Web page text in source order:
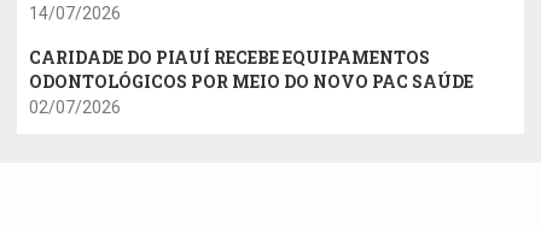
14/07/2026
CARIDADE DO PIAUÍ RECEBE EQUIPAMENTOS
ODONTOLÓGICOS POR MEIO DO NOVO PAC SAÚDE
02/07/2026